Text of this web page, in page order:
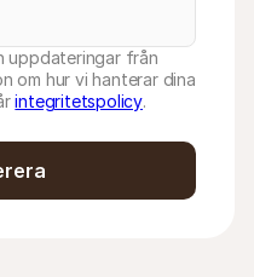
uppdateringar från
om hur vi hanterar dina
integritetspolicy.